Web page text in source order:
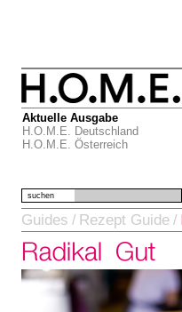
Aktuelle Ausgabe
H.O.M.E. Deutschland
H.O.M.E. Österreich
suchen
Guides / Rezept Guide /